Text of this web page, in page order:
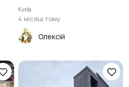
Київ
4 місяці тому
Олексій